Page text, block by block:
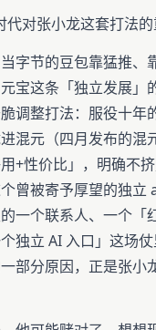
对张小龙这套打法的
字节的豆包靠猛推、
宝这条「独立发展」
调整打法：服役十年
混元（四月发布的混
+性价比」，明确不
曾被寄予厚望的独立
一个联系人、一个「
独立 AI 入口」这场
部分原因，正是张小